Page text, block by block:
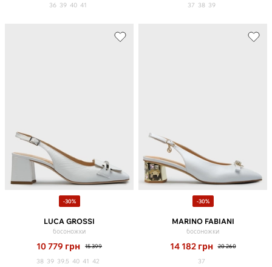
36 39 40 41 37 38 39
-30%
LUCA GROSSI
босоножки
10 779 грн 15 399
38 39 39.5 40 41 42
-30%
MARINO FABIANI
босоножки
14 182 грн 20 260
37